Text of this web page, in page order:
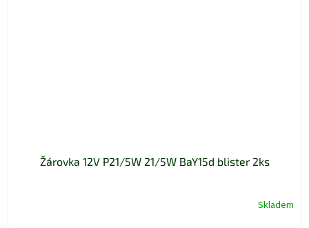
Žárovka 12V P21/5W 21/5W BaY15d blister 2ks
Skladem